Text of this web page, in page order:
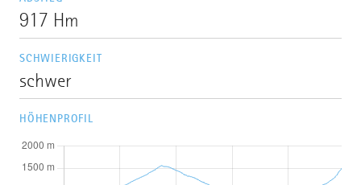
917 Hm
SCHWIERIGKEIT
schwer
HÖHENPROFIL